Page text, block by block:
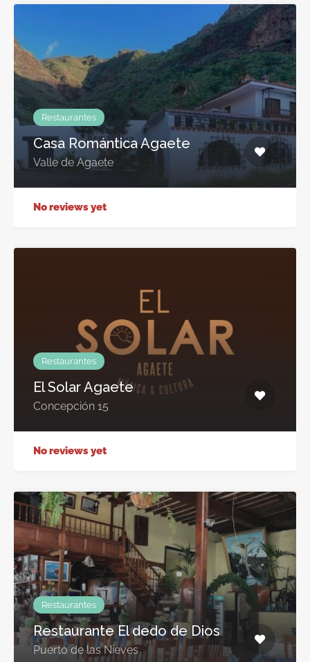
Restaurantes
Casa Romántica Agaete
Valle de Agaete
No reviews yet
Restaurantes
El Solar Agaete
Concepción 15
No reviews yet
Restaurantes
Restaurante El dedo de Dios
Puerto de las Nieves